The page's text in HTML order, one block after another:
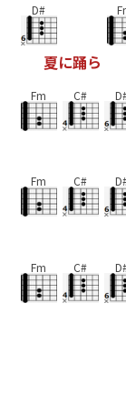
D#
夏に踊ら
Fm C#
Fm C#
Fm C#